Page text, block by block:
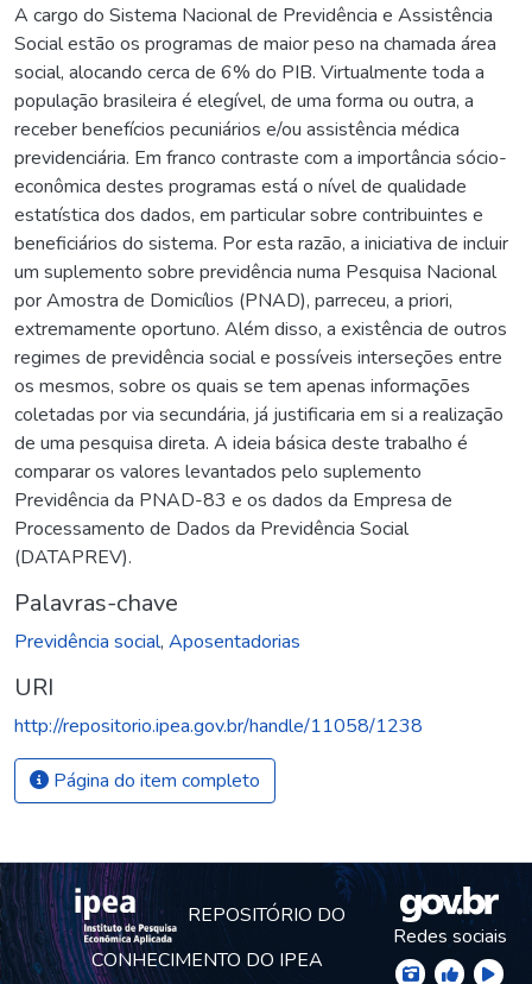
A cargo do Sistema Nacional de Previdência e Assistência
Social estão os programas de maior peso na chamada área
social, alocando cerca de 6% do PIB. Virtualmente toda a
população brasileira é elegível, de uma forma ou outra, a
receber benefícios pecuniários e/ou assistência médica
previdenciária. Em franco contraste com a importância sócio-
econômica destes programas está o nível de qualidade
estatística dos dados, em particular sobre contribuintes e
beneficiários do sistema. Por esta razão, a iniciativa de incluir
um suplemento sobre previdência numa Pesquisa Nacional
por Amostra de Domicílios (PNAD), parreceu, a priori,
extremamente oportuno. Além disso, a existência de outros
regimes de previdência social e possíveis interseções entre
os mesmos, sobre os quais se tem apenas informações
coletadas por via secundária, já justificaria em si a realização
de uma pesquisa direta. A ideia básica deste trabalho é
comparar os valores levantados pelo suplemento
Previdência da PNAD-83 e os dados da Empresa de
Processamento de Dados da Previdência Social
(DATAPREV).
Palavras-chave
Previdência social, Aposentadorias
URI
http://repositorio.ipea.gov.br/handle/11058/1238
Página do item completo
REPOSITÓRIO DO
CONHECIMENTO DO IPEA
Redes sociais